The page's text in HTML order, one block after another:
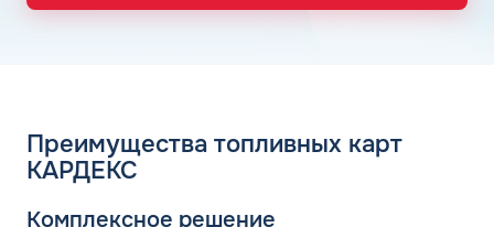
Преимущества топливных карт
КАРДЕКС
Комплексное решение